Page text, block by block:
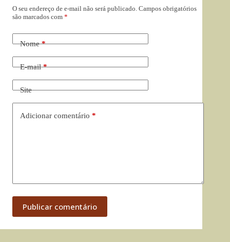
O seu endereço de e-mail não será publicado. Campos obrigatórios
são marcados com *
Nome*
E-mail*
Site
Adicionar comentário *
Publicar comentário